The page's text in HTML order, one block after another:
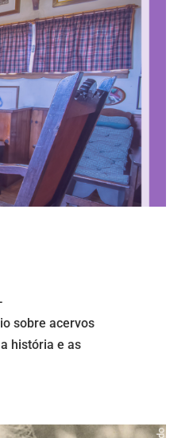
sobre acervos
história e as